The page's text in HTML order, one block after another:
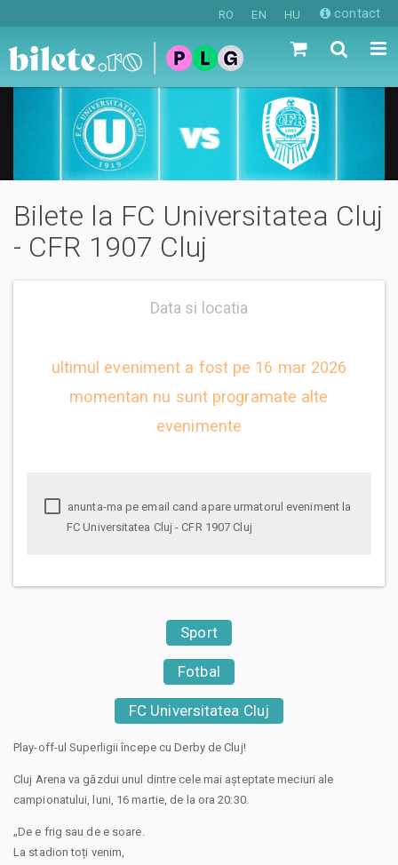
RO EN HU contact
Bilete la FC Universitatea Cluj
- CFR 1907 Cluj
Data si locatia
ultimul eveniment a fost pe 16 mar 2026
momentan nu sunt programate alte
evenimente
FC Universitatea Cluj - CFR 1907 Cluj
Sport
Fotbal
FC Universitatea Cluj
Play-off-ul Superligii începe cu Derby de Cluj!
Cluj Arena va găzdui unul dintre cele mai așteptate meciuri ale
campionatului, luni, 16 martie, de la ora 20:30.
„De e frig sau de e soare.
La stadion toți venim,